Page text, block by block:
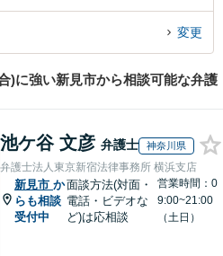
に相談予約したい』などでお困りの相談
変更
)に強い新見市から相談可能な弁護
池ケ谷 文彦 弁護士 神奈川県
弁護士法人東京新宿法律事務所 横浜支店
新見市 か
らも相談
受付中
面談方法(対面・
電話・ビデオな
ど)は応相談
営業時間：0
9:00~21:00
（土日）